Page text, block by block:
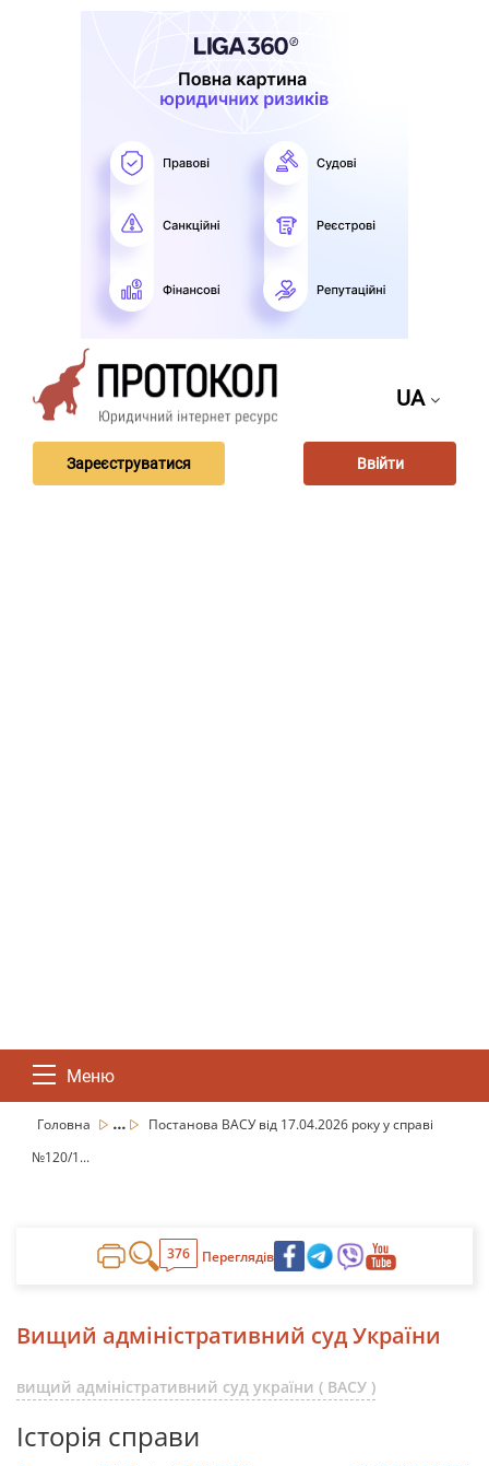
UA
Зареєструватися Ввійти
Меню
Головна ...
Постанова ВАСУ від 17.04.2026 року у справі
№120/1...
376 Переглядів
Вищий адміністративний суд України
вищий адміністративний суд україни ( ВАСУ )
Історія справи